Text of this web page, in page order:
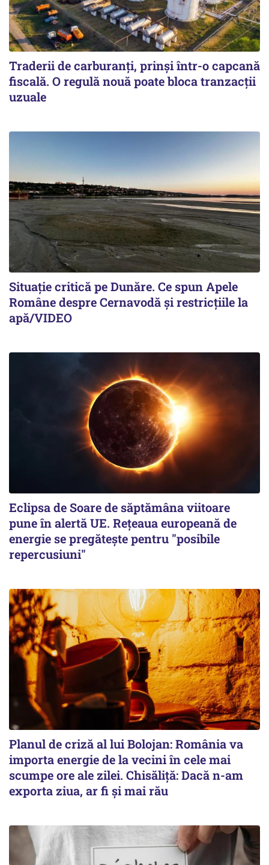
Traderii de carburanți, prinși într-o capcană
fiscală. O regulă nouă poate bloca tranzacții
uzuale
Situație critică pe Dunăre. Ce spun Apele
Române despre Cernavodă și restricțiile la
apă/VIDEO
Eclipsa de Soare de săptămâna viitoare
pune în alertă UE. Rețeaua europeană de
energie se pregătește pentru "posibile
repercusiuni"
Planul de criză al lui Bolojan: România va
importa energie de la vecini în cele mai
scumpe ore ale zilei. Chisăliță: Dacă n-am
exporta ziua, ar fi și mai rău